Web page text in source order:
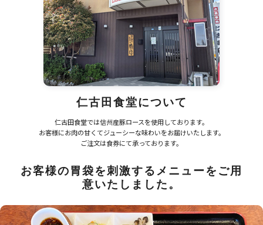
仁古田食堂について
仁古田食堂では信州産豚ロースを使用しております。
お客様にお肉の甘くてジューシーな味わいをお届けいたします。
ご注文は食券にて承っております。
お客様の胃袋を刺激するメニューをご用
意いたしました。